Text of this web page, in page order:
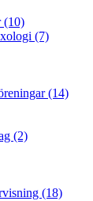
(10)
(7)
(14)
(2)
(18)